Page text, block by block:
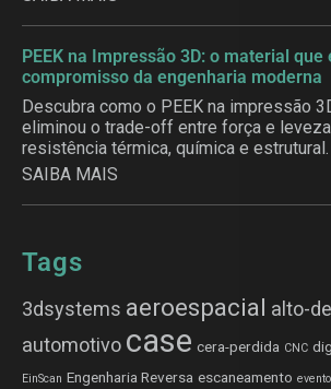
PEEK na Impressão 3D: o material
compromisso da engenharia moderna
Descubra como o PEEK na impressão
eliminou o trade-off entre força e
resistência térmica, química e estrutural.
SAIBA MAIS
Tags
3dsystems aeroespacial alto-
automotivo case cera-perdida CNC
EinScan Engenharia Reversa escaneamento evento